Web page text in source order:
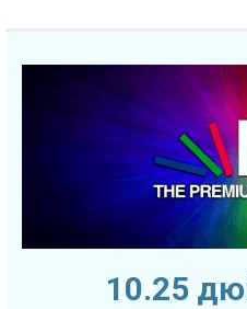
10.25